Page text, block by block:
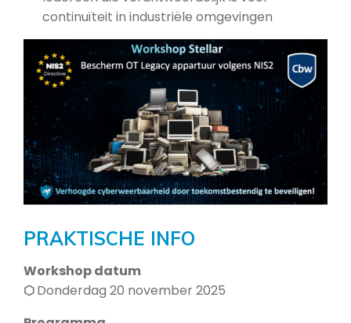
continuïteit in industriële omgevingen
PRAKTISCHE INFO
Workshop datum
⬡Donderdag 20 november 2025